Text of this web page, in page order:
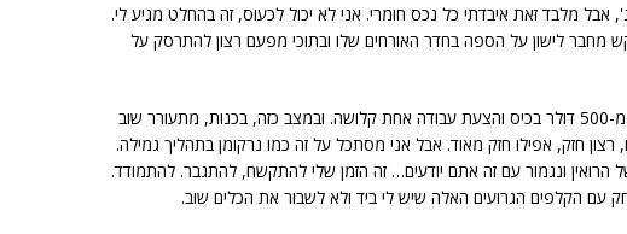
אבל מלבד זאת איבדתי כל נכס חומרי. אני לא יכול לכעוס, זה בהחלט מגיע לי.
מחבר לישון על הספה בחדר האורחים שלו ובתוכי מפעם רצון להתרסק על
אני בשנות ה-30 שלי ויש לי פחות מ-500 דולר בכיס והצעת עבודה אחת קלושה. ובמצב כזה, בכנות, מתעורר שוב
רצון חזק, אפילו חזק מאוד. אבל אני מסתכל על זה כמו נרקומן בתהליך גמילה.
הרואין ונגמור עם זה אתם יודעים… זה הזמן שלי להתקשח, להתגבר. להתמודד.
עם הקלפים הגרועים האלה שיש לי ביד ולא לשבור את הכלים שוב.